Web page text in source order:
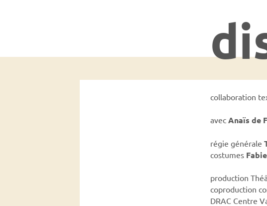
collaboration
avec Anaïs de
régie générale
costumes
production
coproduction
DRAC Centre